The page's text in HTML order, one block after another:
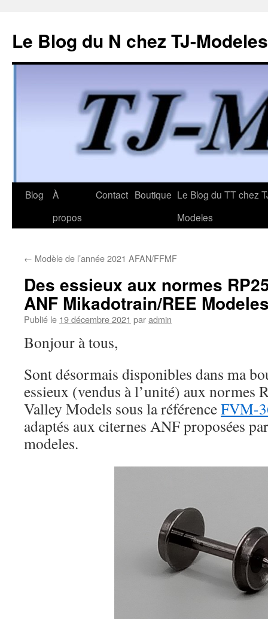
Le Blog du N chez TJ-Modeles
Aller
Blog
À
propos
Contact Boutique Le Blog du TT chez
Modeles
← Modèle de l’année 2021 AFAN/FFMF
Des essieux aux normes
ANF Mikadotrain/REE
Publié le 19 décembre 2021 paradmin
Bonjour à tous,
Sont désormais disponibles dans ma
essieux (vendus à l’unité) aux normes
Valley Models sous la référenceFVM-
adaptés aux citernes ANF proposées
modeles.